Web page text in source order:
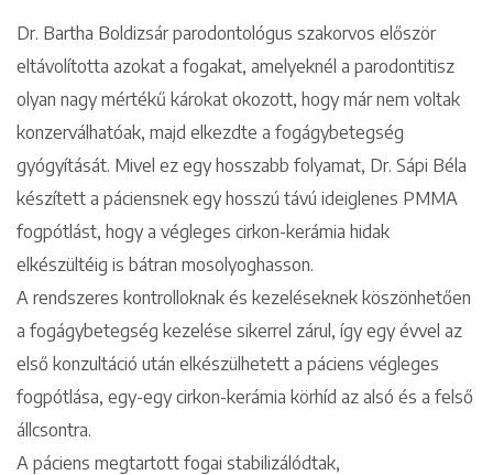
+36 1 222 7250
+36 1 222 9150
Keresés
Dr. Bartha Boldizsár parodontológus szakorvos először
eltávolította azokat a fogakat, amelyeknél a parodontitisz
olyan nagy mértékű károkat okozott, hogy már nem voltak
konzerválhatóak, majd elkezdte a fogágybetegség
gyógyítását. Mivel ez egy hosszabb folyamat, Dr. Sápi Béla
készített a páciensnek egy hosszú távú ideiglenes PMMA
fogpótlást, hogy a végleges cirkon-kerámia hidak
elkészültéig is bátran mosolyoghasson.
A rendszeres kontrolloknak és kezeléseknek köszönhetően
a fogágybetegség kezelése sikerrel zárul, így egy évvel az
első konzultáció után elkészülhetett a páciens végleges
fogpótlása, egy-egy cirkon-kerámia körhíd az alsó és a felső
állcsontra.
A páciens megtartott fogai stabilizálódtak,